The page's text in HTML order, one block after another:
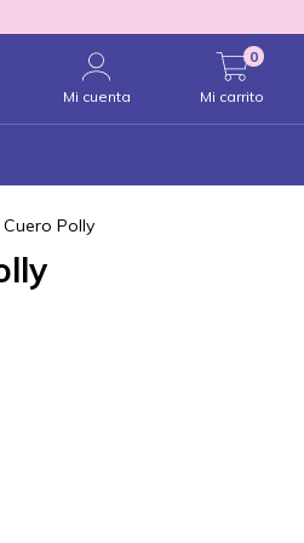
Mi cuenta Mi carrito
0
Polly